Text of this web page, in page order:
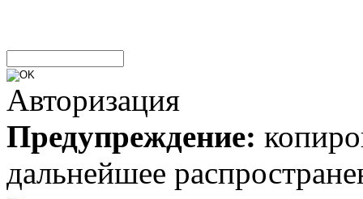
Авторизация
Предупреждение:
дальнейшее